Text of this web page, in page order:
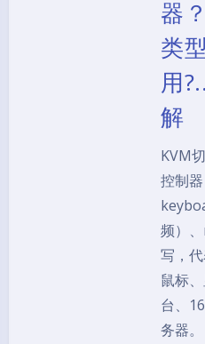
器
类
用
解
KVM
控制
频）
写，
鼠标
台、
务器